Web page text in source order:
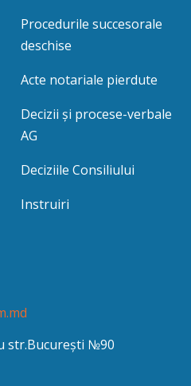
Procedurile succesorale
deschise
Acte notariale pierdute
Decizii și procese-verbale
AG
Deciziile Consiliului
Instruiri
str.București №90